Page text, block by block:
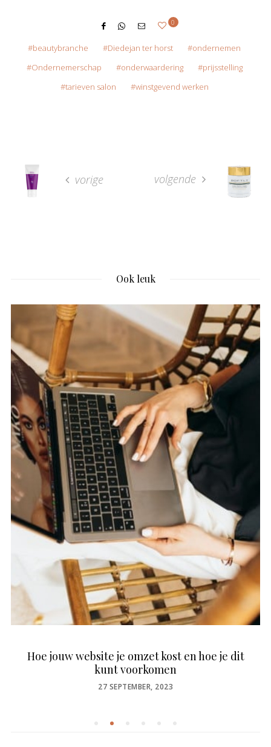
0
beautybranche Diedejan ter horst
ondernemen
Ondernemerschap
onderwaardering
prijsstelling
tarieven salon
winstgevend werken
vorige volgende
Ook leuk
hoe je dit Durf te investeren
POSTED
27 JUNI, 2024